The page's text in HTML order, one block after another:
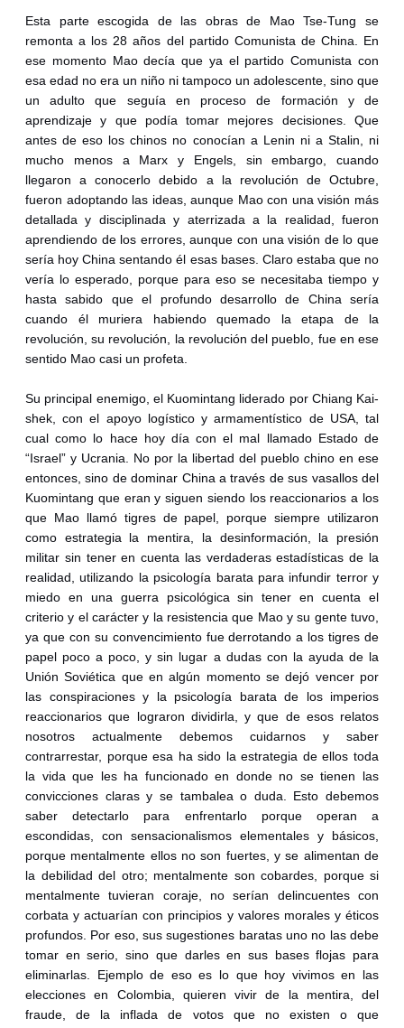
Esta parte escogida de las obras de Mao Tse-Tung se
remonta a los 28 años del partido Comunista de China. En
ese momento Mao decía que ya el partido Comunista con
esa edad no era un niño ni tampoco un adolescente, sino que
un adulto que seguía en proceso de formación y de
aprendizaje y que podía tomar mejores decisiones. Que
antes de eso los chinos no conocían a Lenin ni a Stalin, ni
mucho menos a Marx y Engels, sin embargo, cuando
llegaron a conocerlo debido a la revolución de Octubre,
fueron adoptando las ideas, aunque Mao con una visión más
detallada y disciplinada y aterrizada a la realidad, fueron
aprendiendo de los errores, aunque con una visión de lo que
sería hoy China sentando él esas bases. Claro estaba que no
vería lo esperado, porque para eso se necesitaba tiempo y
hasta sabido que el profundo desarrollo de China sería
cuando él muriera habiendo quemado la etapa de la
revolución, su revolución, la revolución del pueblo, fue en ese
sentido Mao casi un profeta.
Su principal enemigo, el Kuomintang liderado por Chiang Kai-
shek, con el apoyo logístico y armamentístico de USA, tal
cual como lo hace hoy día con el mal llamado Estado de
“Israel” y Ucrania. No por la libertad del pueblo chino en ese
entonces, sino de dominar China a través de sus vasallos del
Kuomintang que eran y siguen siendo los reaccionarios a los
que Mao llamó tigres de papel, porque siempre utilizaron
como estrategia la mentira, la desinformación, la presión
militar sin tener en cuenta las verdaderas estadísticas de la
realidad, utilizando la psicología barata para infundir terror y
miedo en una guerra psicológica sin tener en cuenta el
criterio y el carácter y la resistencia que Mao y su gente tuvo,
ya que con su convencimiento fue derrotando a los tigres de
papel poco a poco, y sin lugar a dudas con la ayuda de la
Unión Soviética que en algún momento se dejó vencer por
las conspiraciones y la psicología barata de los imperios
reaccionarios que lograron dividirla, y que de esos relatos
nosotros actualmente debemos cuidarnos y saber
contrarrestar, porque esa ha sido la estrategia de ellos toda
la vida que les ha funcionado en donde no se tienen las
convicciones claras y se tambalea o duda. Esto debemos
saber detectarlo para enfrentarlo porque operan a
escondidas, con sensacionalismos elementales y básicos,
porque mentalmente ellos no son fuertes, y se alimentan de
la debilidad del otro; mentalmente son cobardes, porque si
mentalmente tuvieran coraje, no serían delincuentes con
corbata y actuarían con principios y valores morales y éticos
profundos. Por eso, sus sugestiones baratas uno no las debe
tomar en serio, sino que darles en sus bases flojas para
eliminarlas. Ejemplo de eso es lo que hoy vivimos en las
elecciones en Colombia, quieren vivir de la mentira, del
fraude, de la inflada de votos que no existen o que